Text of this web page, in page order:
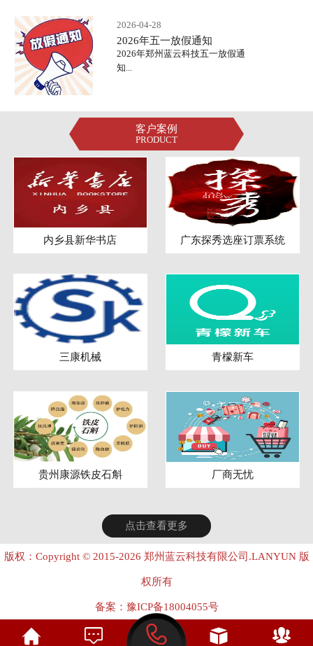
2026-04-28
2026年五一放假通知
2026年郑州蓝云科技五一放假通
知...
客户案例
PRODUCT
内乡县新华书店 广东探秀选座订票系统
三康机械 青檬新车
贵州康源铁皮石斛 厂商无忧
点击查看更多
版权：Copyright © 2015-2026 郑州蓝云科技有限公司.LANYUN 版
权所有
备案： 豫ICP备18004055号
